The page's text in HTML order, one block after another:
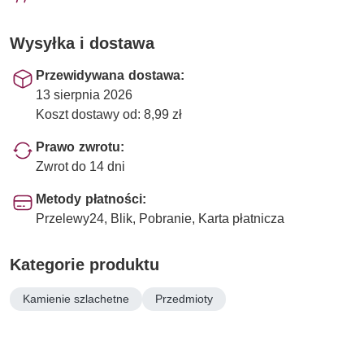
Wysyłka i dostawa
Przewidywana dostawa:
13 sierpnia 2026
Koszt dostawy od: 8,99 zł
Prawo zwrotu:
Zwrot do 14 dni
Metody płatności:
Przelewy24, Blik, Pobranie, Karta płatnicza
Kategorie produktu
Kamienie szlachetne Przedmioty